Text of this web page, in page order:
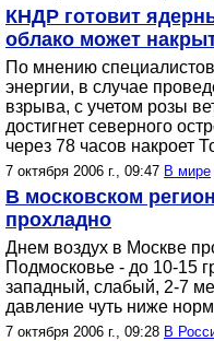
КНДР готовит
облако может
По мнению
энергии, в случае
взрыва, с учетом розы
достигнет северного
через 78 часов накроет
7 октября 2006 г., 09:47 В мире
В московском
прохладно
Днем воздух в Москве
Подмосковье - до 10-15
западный, слабый, 2-7
давление чуть ниже
7 октября 2006 г., 09:28 В